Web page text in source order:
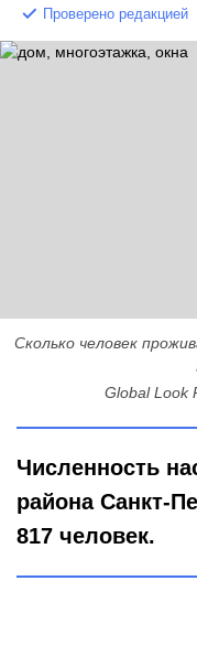
Проверено редакцией
Сколько человек
Global Look
Численность
района Санкт-
817 человек.